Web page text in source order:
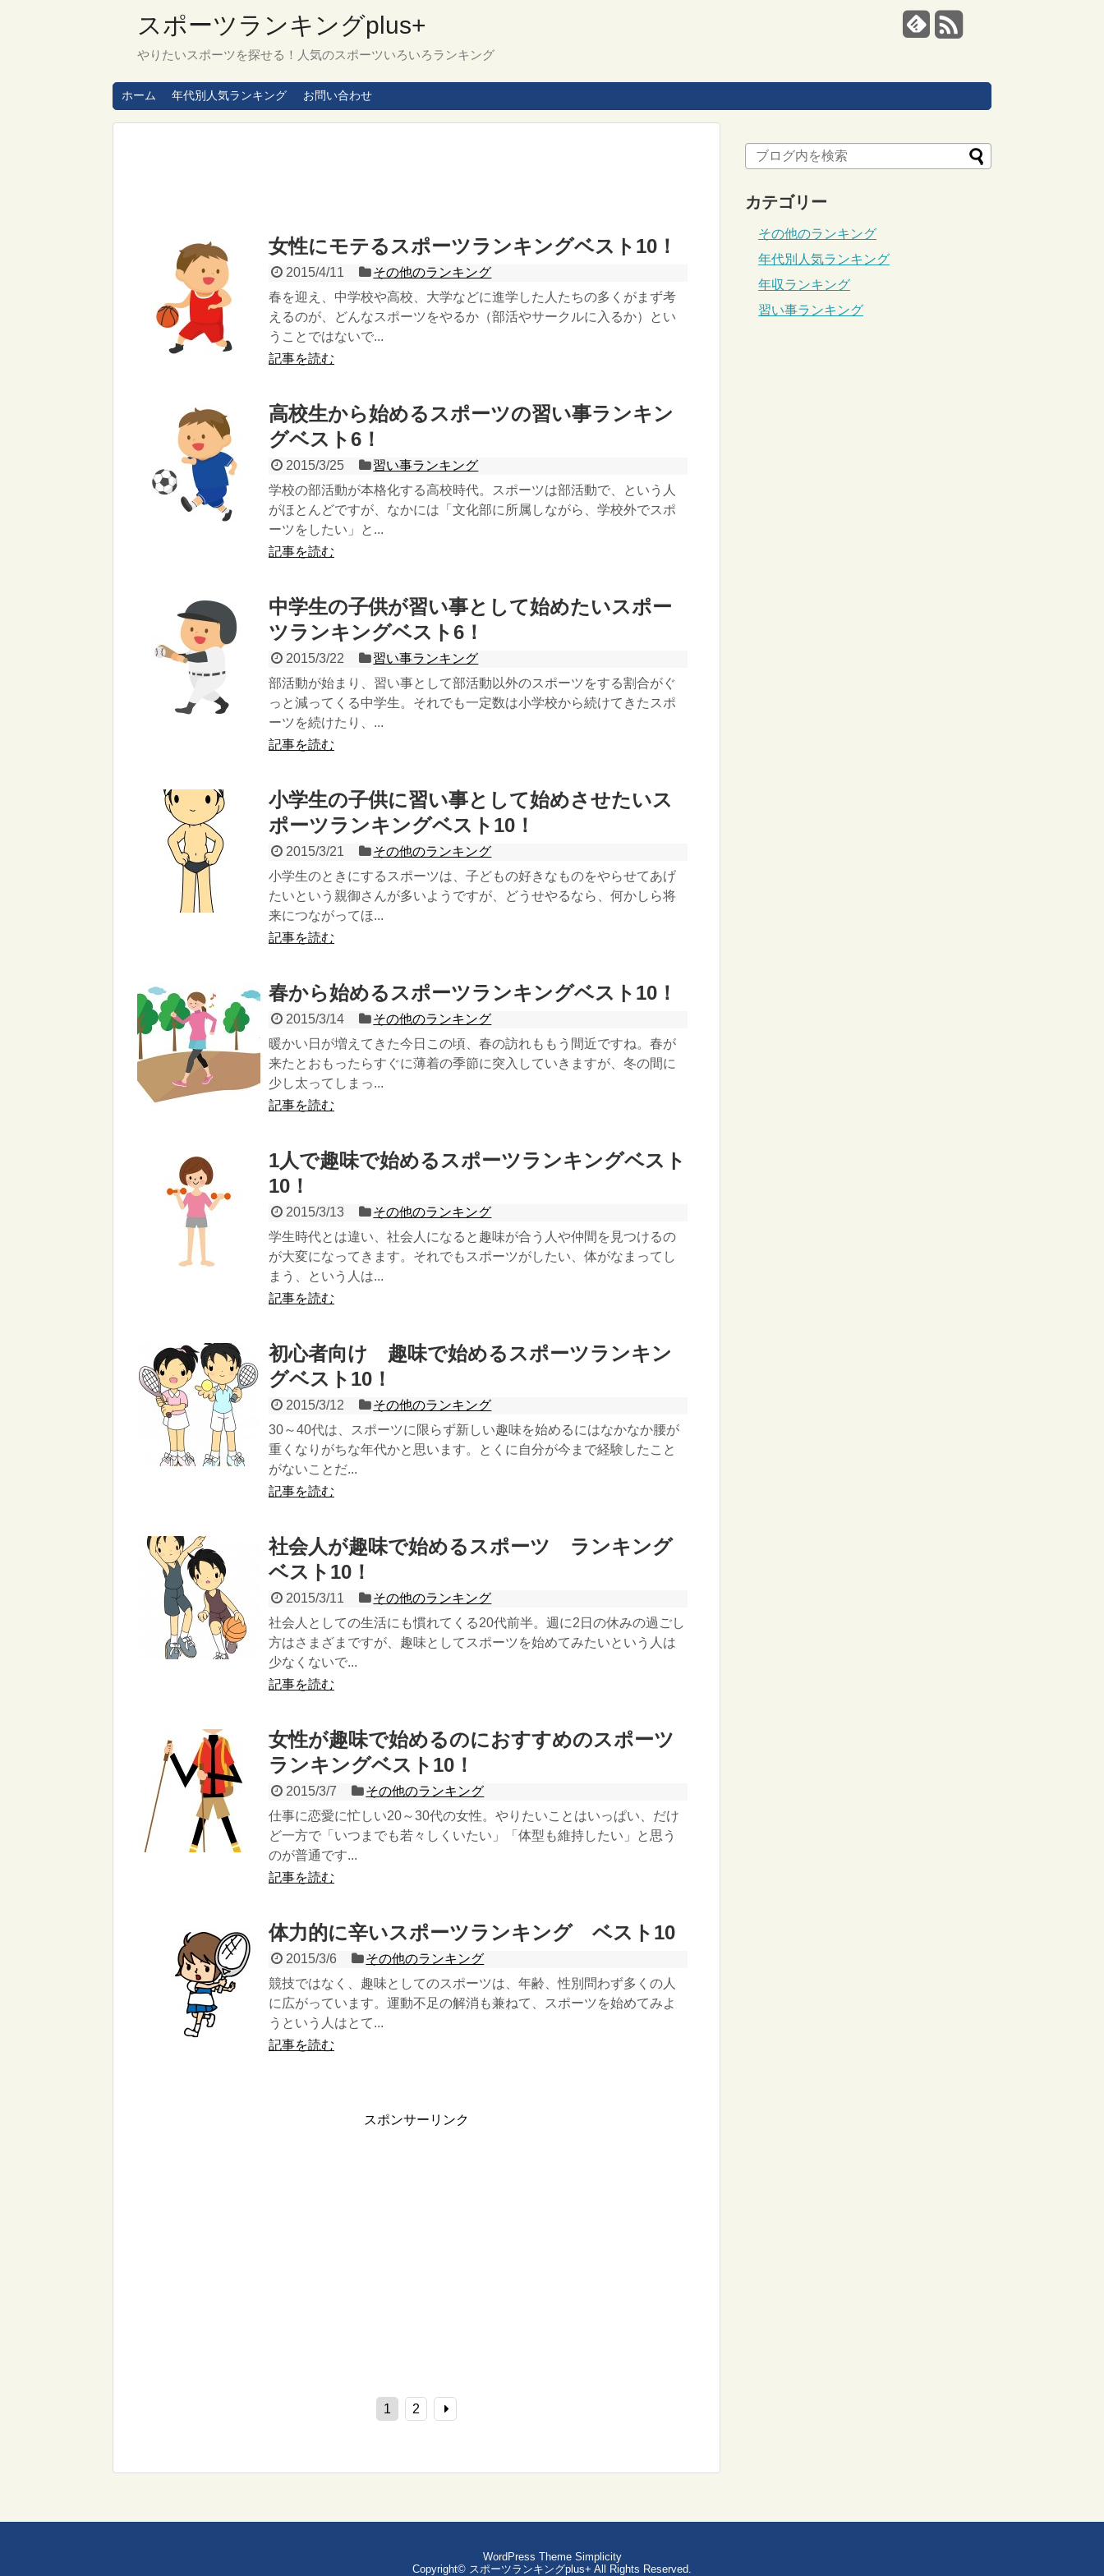
スポーツランキングplus+
やりたいスポーツを探せる！人気のスポーツいろいろランキング
ホーム 年代別人気ランキング お問い合わせ
女性にモテるスポーツランキングベスト10！
2015/4/11
その他のランキング
春を迎え、中学校や高校、大学などに進学した人たちの多くがまず考
えるのが、どんなスポーツをやるか（部活やサークルに入るか）とい
うことではないで...
記事を読む
高校生から始めるスポーツの習い事ランキン
グベスト6！
2015/3/25
習い事ランキング
学校の部活動が本格化する高校時代。スポーツは部活動で、という人
がほとんどですが、なかには「文化部に所属しながら、学校外でスポ
ーツをしたい」と...
記事を読む
中学生の子供が習い事として始めたいスポー
ツランキングベスト6！
2015/3/22
習い事ランキング
部活動が始まり、習い事として部活動以外のスポーツをする割合がぐ
っと減ってくる中学生。それでも一定数は小学校から続けてきたスポ
ーツを続けたり、...
記事を読む
小学生の子供に習い事として始めさせたいス
ポーツランキングベスト10！
2015/3/21
その他のランキング
小学生のときにするスポーツは、子どもの好きなものをやらせてあげ
たいという親御さんが多いようですが、どうせやるなら、何かしら将
来につながってほ...
記事を読む
春から始めるスポーツランキングベスト10！
2015/3/14
その他のランキング
暖かい日が増えてきた今日この頃、春の訪れももう間近ですね。春が
来たとおもったらすぐに薄着の季節に突入していきますが、冬の間に
少し太ってしまっ...
記事を読む
1人で趣味で始めるスポーツランキングベスト
10！
2015/3/13
その他のランキング
学生時代とは違い、社会人になると趣味が合う人や仲間を見つけるの
が大変になってきます。それでもスポーツがしたい、体がなまってし
まう、という人は...
記事を読む
初心者向け 趣味で始めるスポーツランキン
グベスト10！
2015/3/12
その他のランキング
30～40代は、スポーツに限らず新しい趣味を始めるにはなかなか腰が
重くなりがちな年代かと思います。とくに自分が今まで経験したこと
がないことだ...
記事を読む
社会人が趣味で始めるスポーツ ランキング
ベスト10！
2015/3/11
その他のランキング
社会人としての生活にも慣れてくる20代前半。週に2日の休みの過ごし
方はさまざまですが、趣味としてスポーツを始めてみたいという人は
少なくないで...
記事を読む
女性が趣味で始めるのにおすすめのスポーツ
ランキングベスト10！
2015/3/7
その他のランキング
仕事に恋愛に忙しい20～30代の女性。やりたいことはいっぱい、だけ
ど一方で「いつまでも若々しくいたい」「体型も維持したい」と思う
のが普通です...
記事を読む
体力的に辛いスポーツランキング ベスト10
2015/3/6
その他のランキング
競技ではなく、趣味としてのスポーツは、年齢、性別問わず多くの人
に広がっています。運動不足の解消も兼ねて、スポーツを始めてみよ
うという人はとて...
記事を読む
スポンサーリンク
1 2
カテゴリー
その他のランキング
年代別人気ランキング
年収ランキング
習い事ランキング
WordPress Theme Simplicity
Copyright© スポーツランキングplus+ All Rights Reserved.